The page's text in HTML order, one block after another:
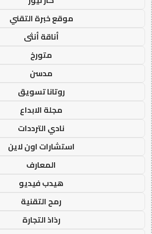
موقع خبرة التقني
أناقة أنثى
متورخ
مدسن
روتانا تسويق
مجلة الابداع
نادي الترددات
استشارات اون لاين
المعارف
هيدب فيديو
رمح التقنية
رذاذ التجارة